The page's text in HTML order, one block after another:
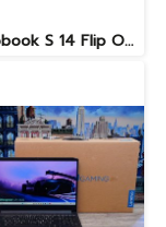
Asus Vivobook S 14 Flip OLED ทัชกรีนหมุนจอ360องศา Ryzen7-7730U Ram24 SSD512GB จอ14 2.8K OLED 90Hz จอภาพสวยคมชัดมาก ดีไซน์สวยทันสมัย ราคา 18,990.-